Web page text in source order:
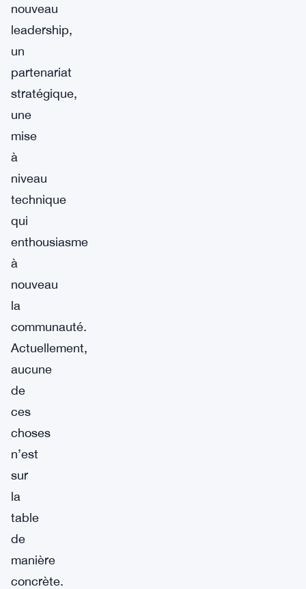
nouveau
leadership,
un
partenariat
stratégique,
une
mise
à
niveau
technique
qui
enthousiasme
à
nouveau
la
communauté.
Actuellement,
aucune
de
ces
choses
n’est
sur
la
table
de
manière
concrète.